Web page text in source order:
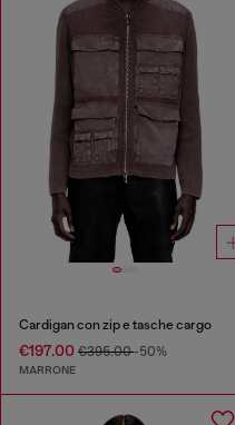
Cardigan con zip e tasche cargo
€197.00 €395.00-50%
MARRONE